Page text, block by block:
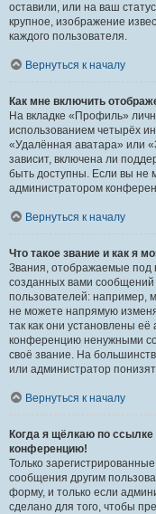
оставили, или на ваш
крупное, изображение
каждого пользователя.
Вернуться к началу
Как мне включить
На вкладке «Профиль»
использованием четырёх
«Удалённая аватара» или
зависит, включена ли
быть доступны. Если вы не
администратором
Вернуться к началу
Что такое звание и как я
Звания, отображаемые под
созданных вами
пользователей: например,
не можете напрямую
так как они установлены
конференцию ненужными
своё звание. На
или администратор
Вернуться к началу
Когда я щёлкаю по ссылке
конференцию!
Только
сообщения другим
форму, и только если
сделано для того, чтобы